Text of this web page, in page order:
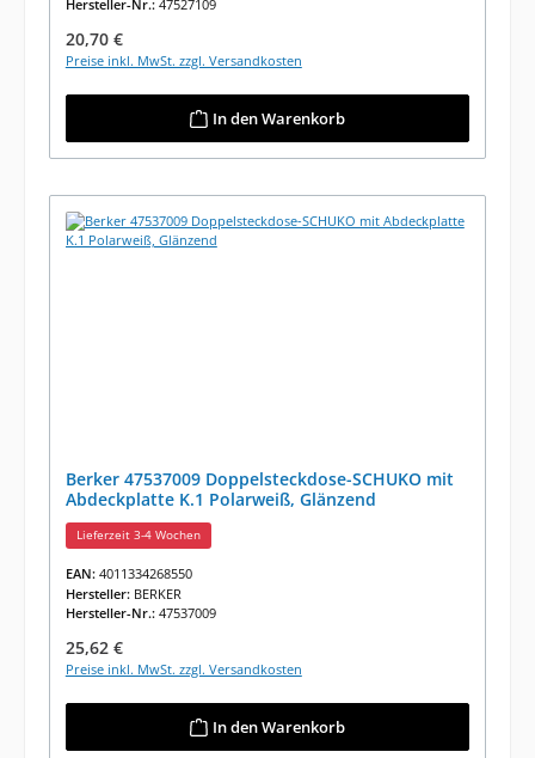
Hersteller-Nr.: 47527109
Regulärer Preis:
20,70 €
Preise inkl. MwSt. zzgl. Versandkosten
In den Warenkorb
Berker 47537009 Doppelsteckdose-SCHUKO mit
Abdeckplatte K.1 Polarweiß, Glänzend
Lieferzeit 3-4 Wochen
EAN: 4011334268550
Hersteller: BERKER
Hersteller-Nr.: 47537009
Regulärer Preis:
25,62 €
Preise inkl. MwSt. zzgl. Versandkosten
In den Warenkorb